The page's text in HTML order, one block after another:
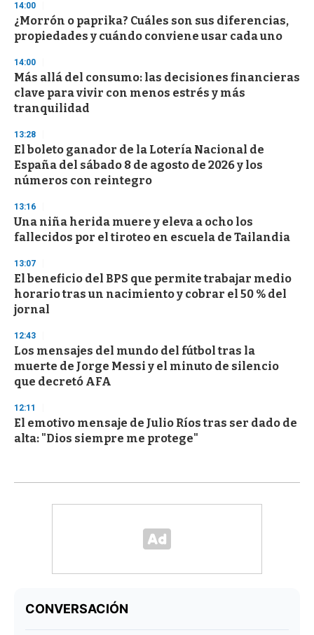
3
s
e
c
n
d
14:00
¿Morrón o paprika? Cuáles son sus diferencias,
propiedades y cuándo conviene usar cada uno
14:00
Más allá del consumo: las decisiones financieras
clave para vivir con menos estrés y más
tranquilidad
13:28
El boleto ganador de la Lotería Nacional de
España del sábado 8 de agosto de 2026 y los
números con reintegro
13:16
Una niña herida muere y eleva a ocho los
fallecidos por el tiroteo en escuela de Tailandia
13:07
El beneficio del BPS que permite trabajar medio
horario tras un nacimiento y cobrar el 50 % del
jornal
12:43
Los mensajes del mundo del fútbol tras la
muerte de Jorge Messi y el minuto de silencio
que decretó AFA
12:11
El emotivo mensaje de Julio Ríos tras ser dado de
alta: "Dios siempre me protege"